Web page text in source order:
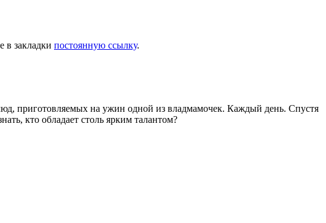
в закладки постоянную ссылку.
приготовляемых на ужин одной из владмамочек. Каждый день. Спустя
кто обладает столь ярким талантом?